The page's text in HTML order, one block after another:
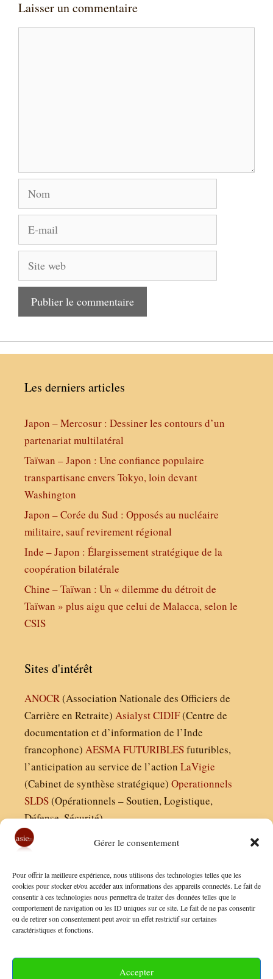
Gérer le consentement
Pour offrir la meilleure expérience, nous utilisons des technologies telles que les
cookies pour stocker et/ou accéder aux informations des appareils connectés. Le fait de
consentir à ces technologies nous permettra de traiter des données telles que le
comportement de navigation ou les ID uniques sur ce site. Le fait de ne pas consentir
ou de retirer son consentement peut avoir un effet restrictif sur certaines
caractéristiques et fonctions.
Accepter
Laisser un commentaire
Nom
mail
Site
web
Les derniers articles
Japon – Mercosur : Dessiner les contours d’un
partenariat multilatéral
Taïwan – Japon : Une confiance populaire
transpartisane envers Tokyo, loin devant
Washington
Japon – Corée du Sud : Opposés au nucléaire
militaire, sauf revirement régional
Inde – Japon : Élargissement stratégique de la
coopération bilatérale
Chine – Taïwan : Un « dilemme du détroit de
Taïwan » plus aigu que celui de Malacca, selon le
CSIS
Sites d'intérêt
ANOCR(Association Nationale des Officiers de
Carrière en Retraite) AsialystCIDIF(Centre de
documentation et d’information de l’Inde
francophone) AESMAFUTURIBLESfuturibles,
l’anticipation au service de l’action LaVigie
(Cabinet de synthèse stratégique) Operationnels
SLDS(Opérationnels – Soutien, Logistique,
Défense, Sécurité)
Finaldées EURL
Siège social : 13 avenue Boudon, 75016, Paris
Nous contacter
Conditions Générales de Vente